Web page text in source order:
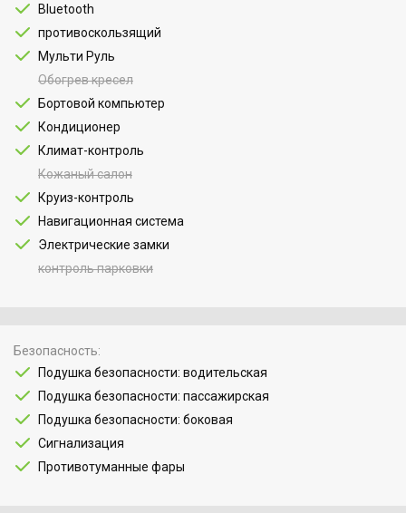
Bluetooth
противоскользящий
Мульти Руль
Обогрев кресел
Бортовой компьютер
Кондиционер
Климат-контроль
Кожаный салон
Круиз-контроль
Навигационная система
Электрические замки
контроль парковки
Безопасность
Подушка безопасности: водительская
Подушка безопасности: пассажирская
Подушка безопасности: боковая
Сигнализация
Противотуманные фары